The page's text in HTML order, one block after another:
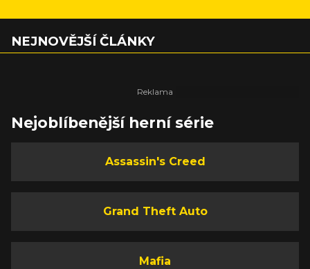
NEJNOVĚJŠÍ ČLÁNKY
Nejoblíbenější herní série
Assassin's Creed
Grand Theft Auto
Mafia